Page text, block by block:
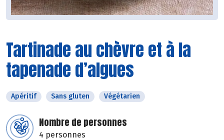
Tartinade au chèvre et à la
tapenade d’algues
Apéritif Sans gluten Végétarien
Nombre de personnes
4 personnes